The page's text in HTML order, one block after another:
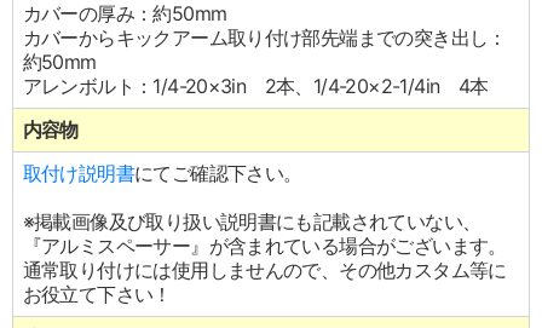
カバーの厚み：約50mm
カバーからキックアーム取り付け部先端までの突き出し：
約50mm
アレンボルト：1/4-20×3in 2本、1/4-20×2-1/4in 4本
内容物
取付け説明書にてご確認下さい。
※掲載画像及び取り扱い説明書にも記載されていない、
『アルミスペーサー』が含まれている場合がございます。
通常取り付けには使用しませんので、その他カスタム等に
お役立て下さい！